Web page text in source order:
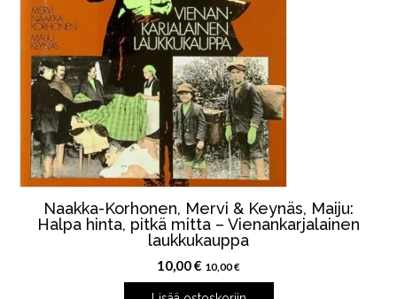
Naakka-Korhonen, Mervi & Keynäs, Maiju:
Halpa hinta, pitkä mitta – Vienankarjalainen
laukkukauppa
10,00€ 10,00€